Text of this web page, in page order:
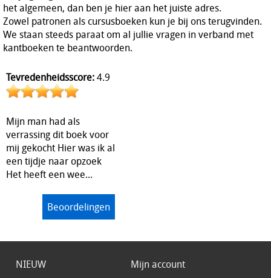
het algemeen, dan ben je hier aan het juiste adres.
Zowel patronen als cursusboeken kun je bij ons terugvinden.
We staan steeds paraat om al jullie vragen in verband met
kantboeken te beantwoorden.
Tevredenheidsscore:4.9
Mijn man had als
verrassing dit boek voor
mij gekocht Hier was ik al
een tijdje naar opzoek
Het heeft een wee...
Beoordelingen
NIEUW
Mijn account